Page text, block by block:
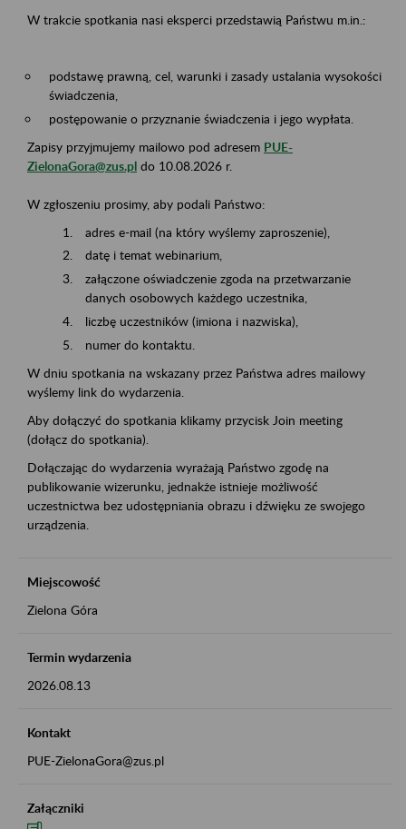
W trakcie spotkania nasi eksperci przedstawią Państwu m.in.:
podstawę prawną, cel, warunki i zasady ustalania wysokości
świadczenia,
postępowanie o przyznanie świadczenia i jego wypłata.
Zapisy przyjmujemy mailowo pod adresem PUE-
ZielonaGora@zus.pl do 10.08.2026 r.
W zgłoszeniu prosimy, aby podali Państwo:
adres e-mail (na który wyślemy zaproszenie),
datę i temat webinarium,
załączone oświadczenie zgoda na przetwarzanie
danych osobowych każdego uczestnika,
liczbę uczestników (imiona i nazwiska),
numer do kontaktu.
W dniu spotkania na wskazany przez Państwa adres mailowy
wyślemy link do wydarzenia.
Aby dołączyć do spotkania klikamy przycisk Join meeting
(dołącz do spotkania).
Dołączając do wydarzenia wyrażają Państwo zgodę na
publikowanie wizerunku, jednakże istnieje możliwość
uczestnictwa bez udostępniania obrazu i dźwięku ze swojego
urządzenia.
Miejscowość
Zielona Góra
Termin wydarzenia
2026.08.13
Kontakt
PUE-ZielonaGora@zus.pl
Załączniki